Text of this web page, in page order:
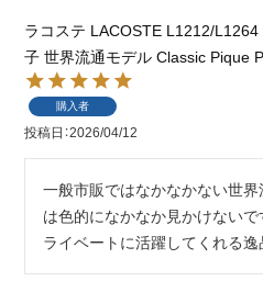
ラコステ LACOSTE L1212/
子 世界流通モデル Classic Pique
購入者
投稿日 2026/04/12
一般市販ではなかなかない世
は色的になかなか見かけないで
ライベートに活躍してくれる逸